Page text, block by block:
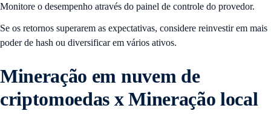
Monitore o desempenho através do painel de controle do provedor.
Se os retornos superarem as expectativas, considere reinvestir em mais
poder de hash ou diversificar em vários ativos.
Mineração em nuvem de
criptomoedas x Mineração local